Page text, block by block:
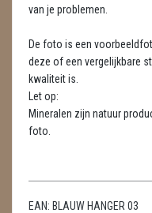
METEORIETEN
SCHEDELS / SKULLS
van je problemen.
De foto is een
deze of een vergelijkbare
kwaliteit is.
Let op:
Mineralen zijn natuur
foto.
EAN: BLAUW HANGER 03